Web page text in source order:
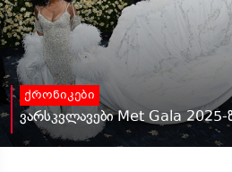
ქრონიკები
ვარსკვლავები Met Gala